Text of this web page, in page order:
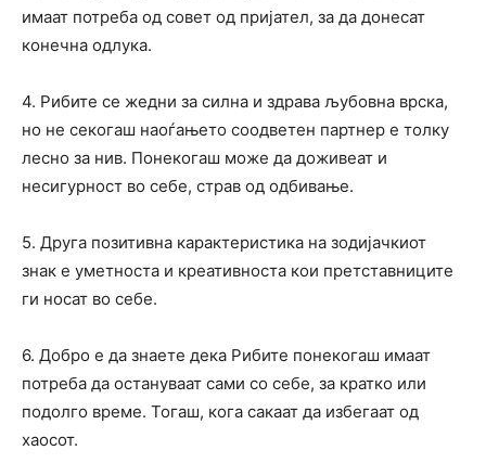
имаат потреба од совет од пријател, за да донесат
конечна одлука.
4. Рибите се жедни за силна и здрава љубовна врска,
но не секогаш наоѓањето соодветен партнер е толку
лесно за нив. Понекогаш може да доживеат и
несигурност во себе, страв од одбивање.
5. Друга позитивна карактеристика на зодијачкиот
знак е уметноста и креативноста кои претставниците
ги носат во себе.
6. Добро е да знаете дека Рибите понекогаш имаат
потреба да остануваат сами со себе, за кратко или
подолго време. Тогаш, кога сакаат да избегаат од
хаосот.